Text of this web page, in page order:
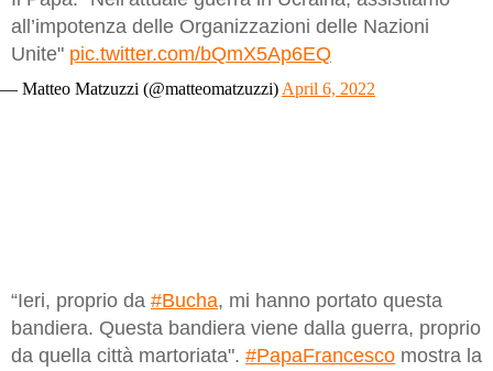
all’impotenza delle Organizzazioni delle Nazioni
Unite" pic.twitter.com/bQmX5Ap6EQ
— Matteo Matzuzzi (@matteomatzuzzi) April 6, 2022
“Ieri, proprio da #Bucha, mi hanno portato questa
bandiera. Questa bandiera viene dalla guerra, proprio
da quella città martoriata". #PapaFrancesco mostra la